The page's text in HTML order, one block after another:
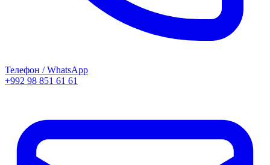
Телефон / WhatsApp
+992 98 851 61 61